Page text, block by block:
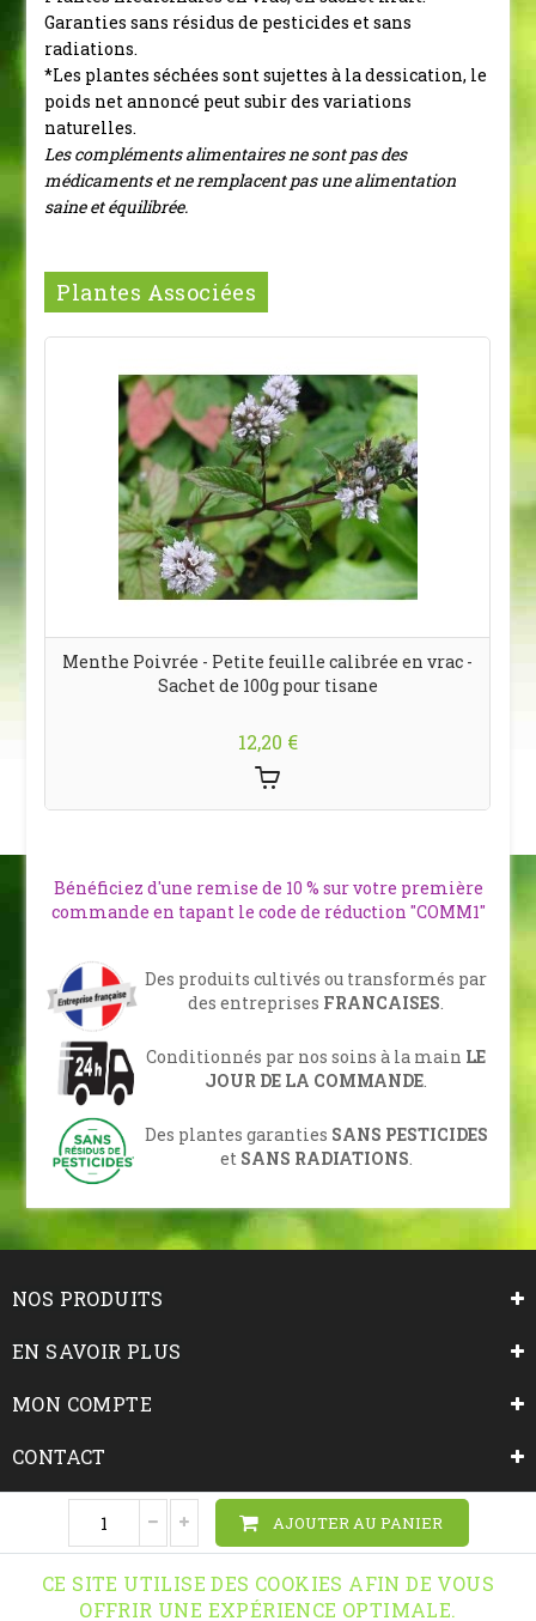
AJOUTER AU PANIER
Garanties sans résidus de pesticides et sans
radiations.
*Les plantes séchées sont sujettes à la dessication, le
poids net annoncé peut subir des variations
naturelles.
Les compléments alimentaires ne sont pas des
médicaments et ne remplacent pas une alimentation
saine et équilibrée.
Plantes Associées
Menthe Poivrée - Petite feuille calibrée en vrac -
Sachet de 100g pour tisane
12,20 €
Bénéficiez d'une remise de 10 % sur votre première
commande en tapant le code de réduction "COMM1"
Des produits cultivés ou transformés par
des entreprises FRANCAISES.
Conditionnés par nos soins à la main LE
JOUR DE LA COMMANDE.
Des plantes garanties SANS PESTICIDES
et SANS RADIATIONS.
NOS PRODUITS
EN SAVOIR PLUS
MON COMPTE
CONTACT
INFORMATIONS
CE SITE UTILISE DES COOKIES AFIN DE VOUS
OFFRIR UNE EXPÉRIENCE OPTIMALE.